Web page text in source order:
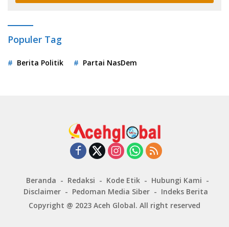
Populer Tag
Berita Politik Partai NasDem
Beranda Redaksi Kode Etik
Hubungi Kami
Disclaimer
Pedoman Media Siber
Indeks Berita
Copyright @ 2023 Aceh Global. All right reserved